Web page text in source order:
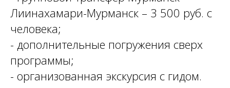
Лиинахамари-Мурманск – 3 500 руб. с
человека;
- дополнительные погружения сверх
программы;
- организованная экскурсия с гидом.